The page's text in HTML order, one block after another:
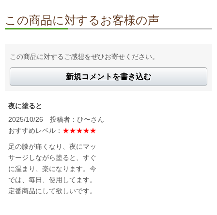
この商品に対するお客様の声
この商品に対するご感想をぜひお寄せください。
新規コメントを書き込む
夜に塗ると
2025/10/26 投稿者：ひ〜さん
おすすめレベル： ★★★★★
足の膝が痛くなり、夜にマッ
サージしながら塗ると、すぐ
に温まり、楽になります。今
では、毎日、使用してます。
定番商品にして欲しいです。